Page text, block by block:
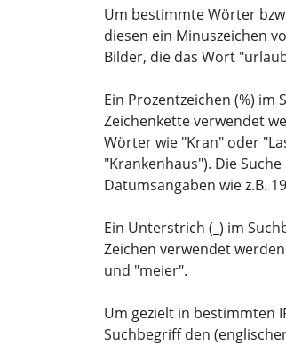
Um bestimmte Wörter
diesen ein Minuszeichen
Bilder, die das Wort
Ein Prozentzeichen (%) im
Zeichenkette verwendet
Wörter wie "Kran" oder
"Krankenhaus"). Die
Datumsangaben wie z.B.
Ein Unterstrich (_) im
Zeichen verwendet
und "meier".
Um gezielt in bestimmten
Suchbegriff den